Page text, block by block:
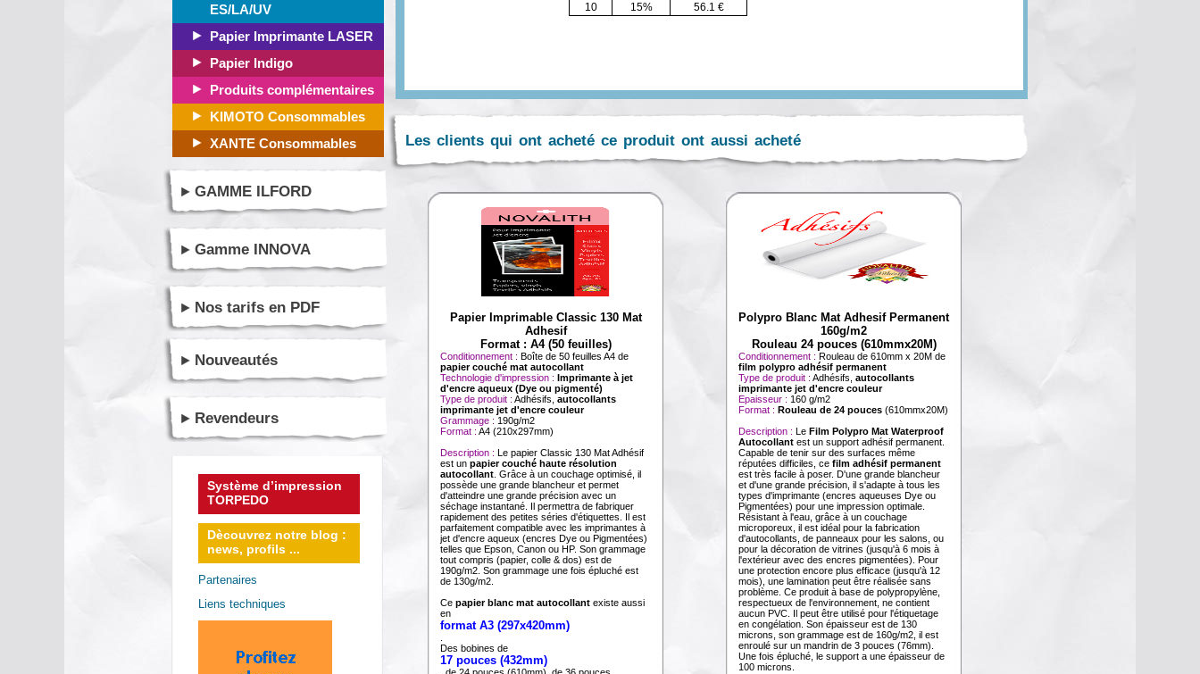
ES/LA/UV
Papier Imprimante LASER
Papier Indigo
Produits complémentaires
KIMOTO Consommables
XANTE Consommables
GAMME ILFORD
Gamme INNOVA
Nos tarifs en PDF
Nouveautés
Revendeurs
Système d’impression
TORPEDO
Dècouvrez notre blog :
news, profils ...
Partenaires
Liens techniques
10
15% 56.1 €
Les clients qui ont acheté ce produit ont aussi acheté
Papier Imprimable Classic 130 Mat
Adhesif
Format : A4 (50 feuilles)
Conditionnement : Boîte de 50 feuilles A4 de
papier couché mat autocollant
Technologie d'impression : Imprimante à jet
d'encre aqueux (Dye ou pigmenté)
Type de produit : Adhésifs, autocollants
imprimante jet d'encre couleur
Grammage : 190g/m2
Format : A4 (210x297mm)
Description : Le papier Classic 130 Mat Adhésif
est un papier couché haute résolution
autocollant . Grâce à un couchage optimisé, il
possède une grande blancheur et permet
d'atteindre une grande précision avec un
séchage instantané. Il permettra de fabriquer
rapidement des petites séries d'étiquettes. Il est
parfaitement compatible avec les imprimantes à
jet d'encre aqueux (encres Dye ou Pigmentées)
telles que Epson, Canon ou HP. Son grammage
tout compris (papier, colle & dos) est de
190g/m2. Son grammage une fois épluché est
de 130g/m2.
Ce papier blanc mat autocollant existe aussi
en
format A3 (297x420mm)
Des bobines de
17 pouces (432mm)
Polypro Blanc Mat Adhesif Permanent
160g/m2
Rouleau 24 pouces (610mmx20M)
Conditionnement : Rouleau de 610mm x 20M de
film polypro adhésif permanent
Type de produit : Adhésifs, autocollants
imprimante jet d'encre couleur
Epaisseur : 160 g/m2
Format : Rouleau de 24 pouces (610mmx20M)
Description : Le Film Polypro Mat Waterproof
Autocollant est un support adhésif permanent.
Capable de tenir sur des surfaces même
réputées difficiles, ce film adhésif permanent
est très facile à poser. D'une grande blancheur
et d'une grande précision, il s'adapte à tous les
types d'imprimante (encres aqueuses Dye ou
Pigmentées) pour une impression optimale.
Résistant à l'eau, grâce à un couchage
microporeux, il est idéal pour la fabrication
d'autocollants, de panneaux pour les salons, ou
pour la décoration de vitrines (jusqu'à 6 mois à
l'extérieur avec des encres pigmentées). Pour
une protection encore plus efficace (jusqu'à 12
mois), une lamination peut être réalisée sans
problème. Ce produit à base de polypropylène,
respectueux de l'environnement, ne contient
aucun PVC. Il peut être utilisé pour l'étiquetage
en congélation. Son épaisseur est de 130
microns, son grammage est de 160g/m2, il est
enroulé sur un mandrin de 3 pouces (76mm).
Une fois épluché, le support a une épaisseur de
100 microns.